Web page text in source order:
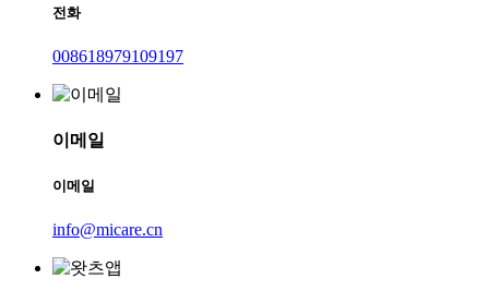
전화
008618979109197
이메일
이메일
info@micare.cn